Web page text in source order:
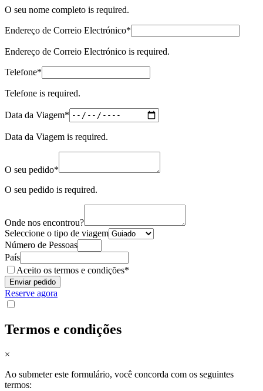
Caminho Francês de Santiago de Compostela
8 Dias|4/5
O seu nome completo is required.
Endereço de Correio Electrónico*
Endereço de Correio Electrónico is required.
Telefone*
Telefone is required.
Data da Viagem* (required)
Data da Viagem is required.
O seu pedido*
O seu pedido is required.
Onde nos encontrou?
Seleccione o tipo de viagem
Número de Pessoas
País
Aceito os termos e condições*
Enviar pedido
Reserve agora
Termos e condições
×
Ao submeter este formulário, você concorda com os seguintes
termos: